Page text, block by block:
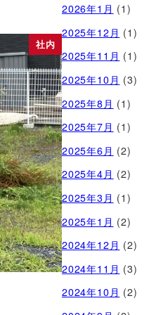
社内
2026年1月 (1)
2025年12月 (1)
2025年11月 (1)
2025年10月 (3)
2025年8月 (1)
2025年7月 (1)
2025年6月 (2)
2025年4月 (2)
2025年3月 (1)
2025年1月 (2)
2024年12月 (2)
2024年11月 (3)
2024年10月 (2)